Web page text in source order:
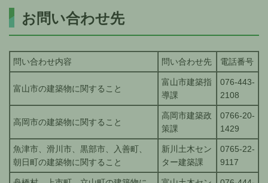
お問い合わせ先
問い合わせ内容 問い合わせ先 電話番号
富山市の建築物に関すること
富山市建築指
導課
076-443-
2108
高岡市の建築物に関すること
高岡市建築政
策課
0766-20-
1429
魚津市、滑川市、黒部市、入善町、
朝日町の建築物に関すること
新川土木セン
ター建築課
0765-22-
9117